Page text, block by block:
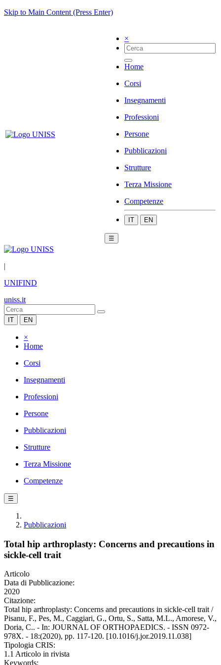
Skip to Main Content (Press Enter)
×
Home
Corsi
Insegnamenti
Professioni
Persone
Pubblicazioni
Strutture
Terza Missione
Competenze
IT EN
☰
|
UNIFIND
uniss.it
IT EN
×
Home
Corsi
Insegnamenti
Professioni
Persone
Pubblicazioni
Strutture
Terza Missione
Competenze
☰
Pubblicazioni
Total hip arthroplasty: Concerns and precautions in
sickle-cell trait
Articolo
Data di Pubblicazione:
2020
Citazione:
Total hip arthroplasty: Concerns and precautions in sickle-cell trait /
Pisanu, F., Pes, M., Caggiari, G., Ortu, S., Satta, M.L., Amorese, V.,
Doria, C.. - In: JOURNAL OF ORTHOPAEDICS. - ISSN 0972-
978X. - 18:(2020), pp. 117-120. [10.1016/j.jor.2019.11.038]
Tipologia CRIS:
1.1 Articolo in rivista
Keywords: